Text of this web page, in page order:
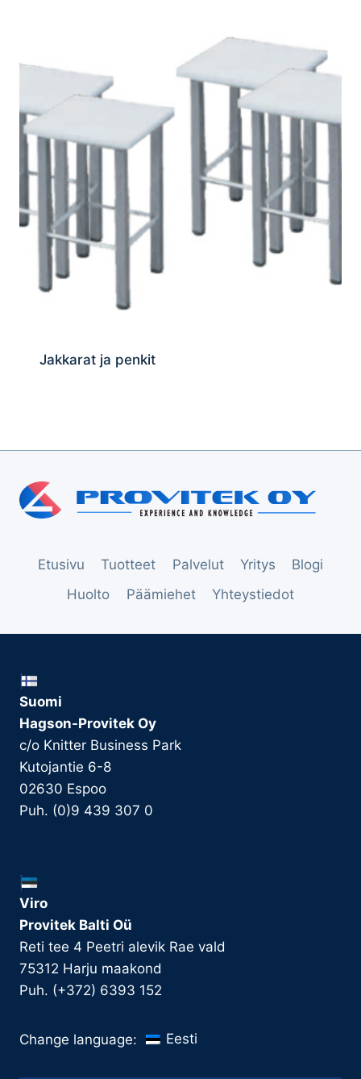
Jakkarat ja penkit
Etusivu Tuotteet Palvelut Yritys
Blogi
Huolto
Päämiehet Yhteystiedot
Suomi
Hagson-Provitek Oy
c/o Knitter Business Park
Kutojantie 6-8
02630 Espoo
Puh. (0)9 439 307 0
Viro
Provitek Balti Oü
Reti tee 4 Peetri alevik Rae vald
75312 Harju maakond
Puh. (+372) 6393 152
Change language: Eesti